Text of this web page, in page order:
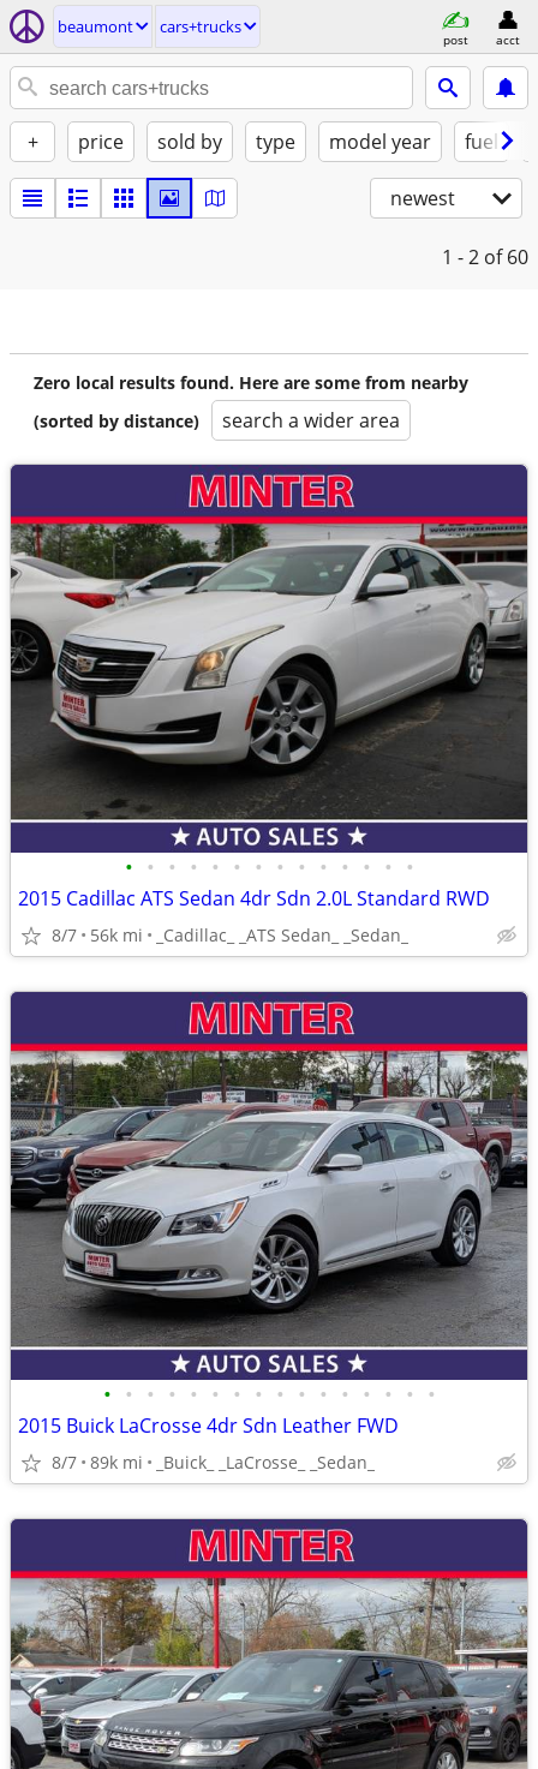
beaumont cars+trucks
post acct
+ price sold by type model year fuel
newest
1 - 2 of 60
Zero local results found. Here are some from nearby
(sorted by distance)
search a wider area
• • • • • • • • • • • • • •
2015 Cadillac ATS Sedan 4dr Sdn 2.0L Standard RWD
8/7 56k mi _Cadillac_ _ATS Sedan_ _Sedan_
• • • • • • • • • • • • • • • •
2015 Buick LaCrosse 4dr Sdn Leather FWD
8/7 89k mi _Buick_ _LaCrosse_ _Sedan_